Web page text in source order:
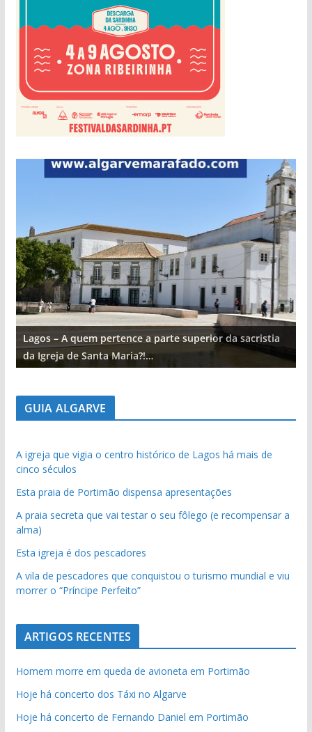
Lagos – A quem pertence a parte superior da sacristia
da Igreja de Santa Maria?!…
GUIA ALGARVE
A igreja que vigia o centro histórico de Lagos há mais de
cinco séculos
Esta praia de Portimão dispensa apresentações
A praia secreta que vai testar o seu fôlego (e recompensar a
alma)
Esta igreja é dos pescadores
A vila de pescadores que conquistou o turismo mundial e viu
morrer o “Príncipe Perfeito”
ARTIGOS RECENTES
Homem morre em queda de avioneta em Portimão
Hoje há concerto dos Táxi no Algarve
Hoje há concerto de Fernando Daniel em Portimão